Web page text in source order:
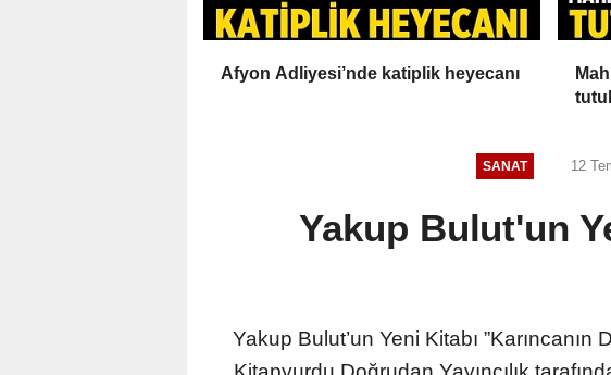
Afyon Adliyesi’nde katiplik heyecanı
SANAT 12
Yakup Bulut'un
Yakup Bulut’un Yeni Kitabı ”Karıncanın